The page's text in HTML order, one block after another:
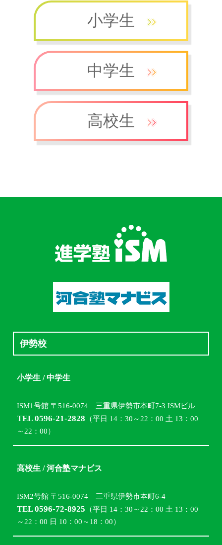
小学生
中学生
高校生
伊勢校
小学生 / 中学生
ISM1号館 〒516-0074 三重県伊勢市本町7-3 ISMビル
TEL 0596-21-2828 （平日 14：30～22：00 土 13：00
～22：00）
高校生 / 河合塾マナビス
ISM2号館 〒516-0074 三重県伊勢市本町6-4
TEL 0596-72-8925 （平日 14：30～22：00 土 13：00
～22：00 日 10：00～18：00）